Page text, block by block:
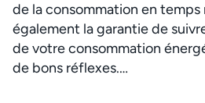
de la consommation en
également la garantie de
de votre consommation
de bons réflexes.